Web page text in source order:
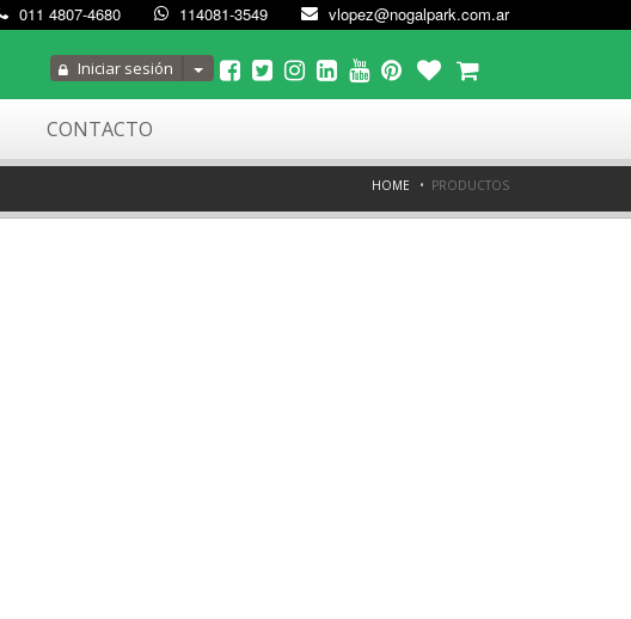
011 4807-4680 114081-3549 vlopez@nogalpark.com.ar
Iniciar sesión Toggle Dropdown
CONTACTO
HOME PRODUCTOS